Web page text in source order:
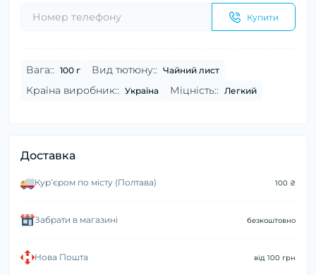
Купити
Вага:: 100 г Вид тютюну:: Чайний лист
Країна виробник:: Україна Міцність:: Легкий
Доставка
Курʼєром по місту (Полтава) 100 ₴
Забрати в магазині безкоштовно
Нова Пошта від 100 грн